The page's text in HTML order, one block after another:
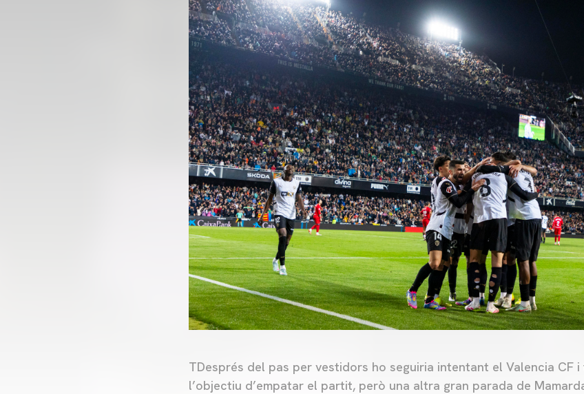
TDesprés del pas per vestidors ho seguiria intentant el Valencia CF i
l’objectiu d’empatar el partit, però una altra gran parada de